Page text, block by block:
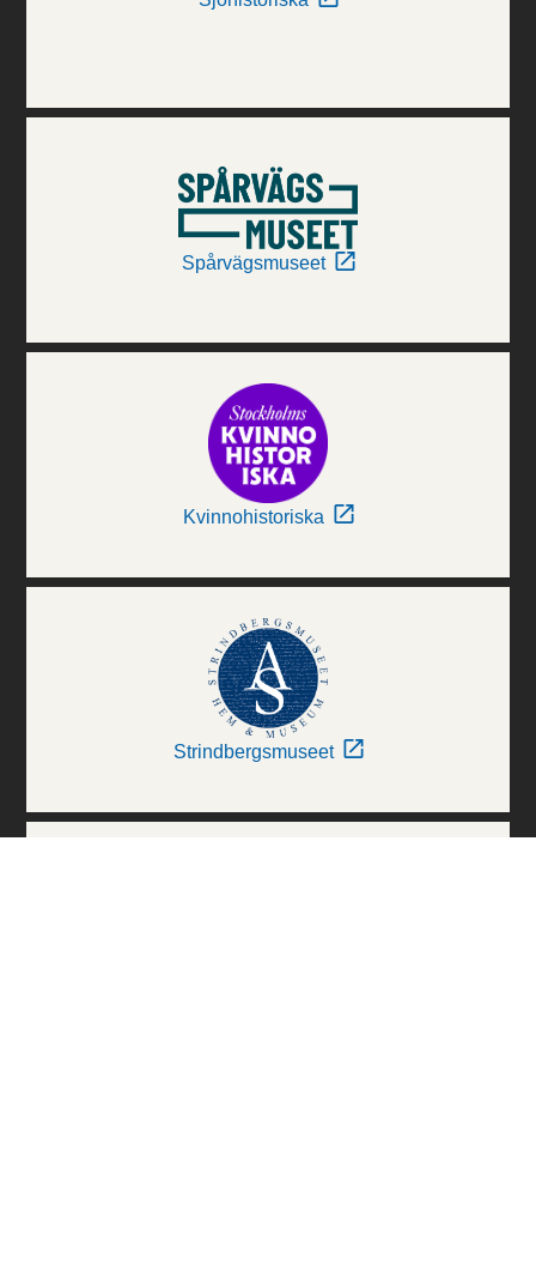
Spårvägsmuseet
Kvinnohistoriska
Strindbergsmuseet